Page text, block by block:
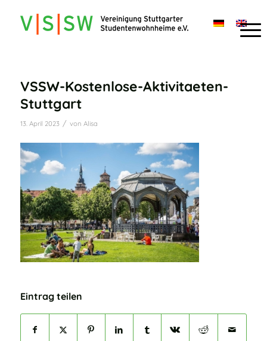
VSSW-Kostenlose-Aktivitaeten-
Stuttgart
13. April 2023 / von Alisa
Eintrag teilen